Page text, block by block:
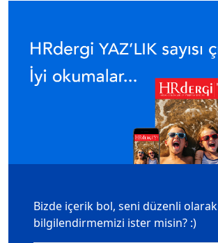
Bizde içerik bol, seni düzenli olarak
bilgilendirmemizi ister misin? :)